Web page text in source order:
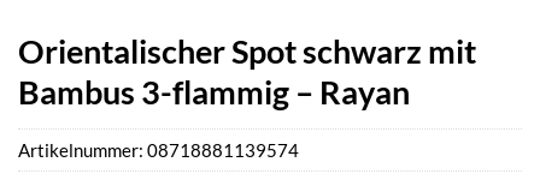
Orientalischer Spot schwarz mit
Bambus 3-flammig – Rayan
Artikelnummer: 08718881139574